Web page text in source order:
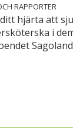
RAPPORTER
hjärta att
i